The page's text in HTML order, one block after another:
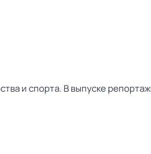
и спорта. В выпуске